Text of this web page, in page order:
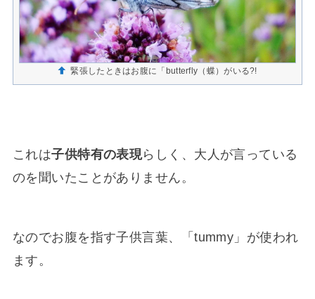
緊張したときはお腹に「butterfly（蝶）がいる?!
これは子供特有の表現らしく、大人が言っている
のを聞いたことがありません。
なのでお腹を指す子供言葉、「tummy」が使われ
ます。